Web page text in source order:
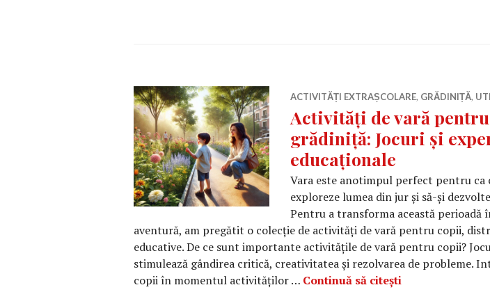
ACTIVITĂȚI EXTRAȘCOLARE, GRĂDINIȚĂ,
Activități de vară
grădiniță: Jocuri și
educaționale
Vara este anotimpul perfect pentru ca
exploreze lumea din jur și să-și
Pentru a transforma această perioadă
aventură, am pregătit o colecție de activități de vară pentru copii,
educative. De ce sunt importante activitățile de vară pentru copii?
stimulează gândirea critică, creativitatea și rezolvarea de probleme.
copii în momentul activităților … Continuă să citești Activități de